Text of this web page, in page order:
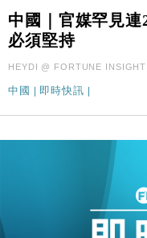
中國｜官媒罕見連
必須堅持
HEYDI @ FORTUNE INSIGHT
中國 即時快訊